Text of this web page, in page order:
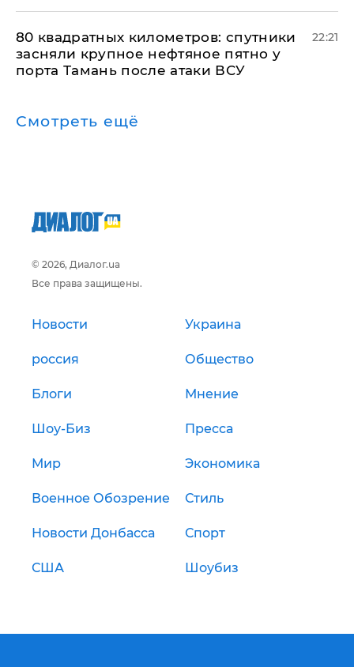
80 квадратных километров: спутники
засняли крупное нефтяное пятно у
порта Тамань после атаки ВСУ
22:21
Смотреть ещё
© 2026, Диалог.ua
Все права защищены.
Новости Украина
россия Общество
Блоги Мнение
Шоу-Биз Пресса
Мир Экономика
Военное Обозрение Стиль
Новости Донбасса Спорт
США Шоубиз